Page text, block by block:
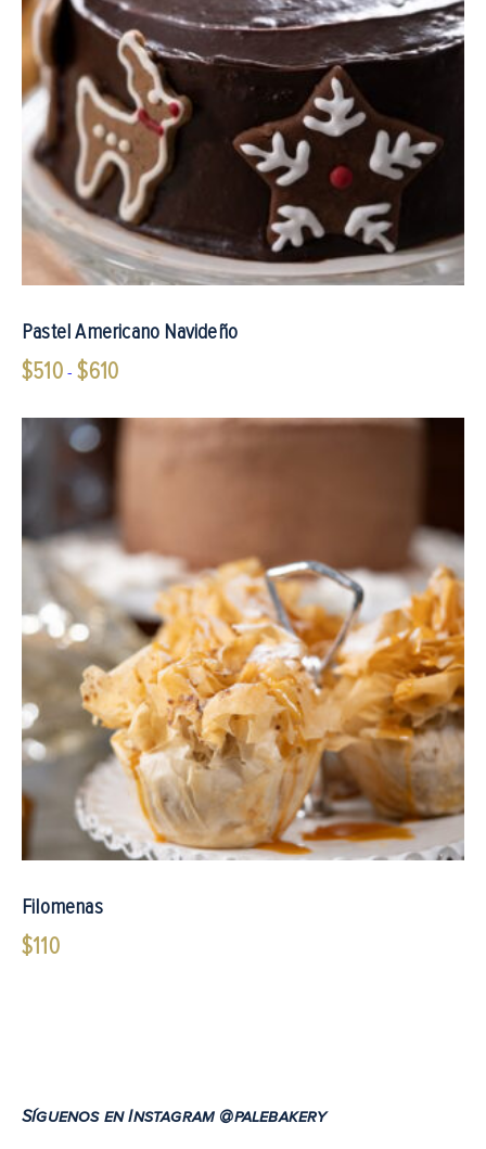
Pastel Americano Navideño
$510 - $610Rango
hasta
$610
Filomenas
$110
Síguenos en Instagram @palebakery